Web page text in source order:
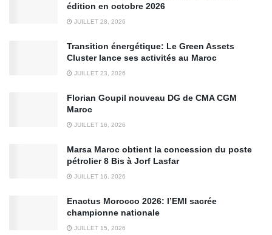
édition en octobre 2026
JUILLET 28, 2026
Transition énergétique: Le Green Assets
Cluster lance ses activités au Maroc
JUILLET 23, 2026
Florian Goupil nouveau DG de CMA CGM
Maroc
JUILLET 16, 2026
Marsa Maroc obtient la concession du poste
pétrolier 8 Bis à Jorf Lasfar
JUILLET 16, 2026
Enactus Morocco 2026: l’EMI sacrée
championne nationale
JUILLET 15, 2026